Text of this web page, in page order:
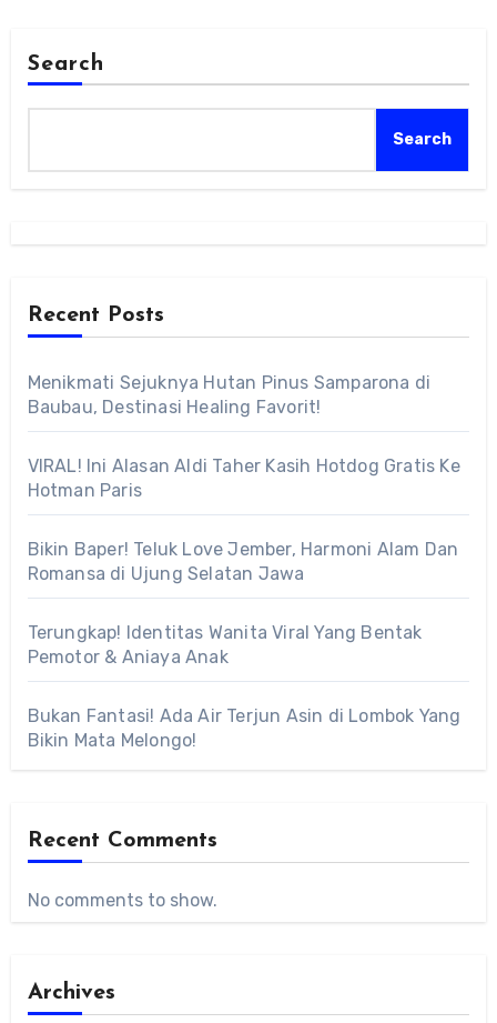
Search
Search
Recent Posts
Menikmati Sejuknya Hutan Pinus Samparona di
Baubau, Destinasi Healing Favorit!
VIRAL! Ini Alasan Aldi Taher Kasih Hotdog Gratis Ke
Hotman Paris
Bikin Baper! Teluk Love Jember, Harmoni Alam Dan
Romansa di Ujung Selatan Jawa
Terungkap! Identitas Wanita Viral Yang Bentak
Pemotor & Aniaya Anak
Bukan Fantasi! Ada Air Terjun Asin di Lombok Yang
Bikin Mata Melongo!
Recent Comments
No comments to show.
Archives